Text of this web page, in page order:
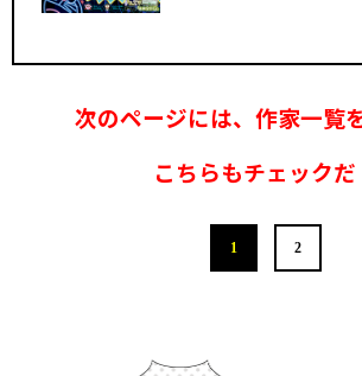
次のページには、作家一覧
こちらもチェックだ
1 2